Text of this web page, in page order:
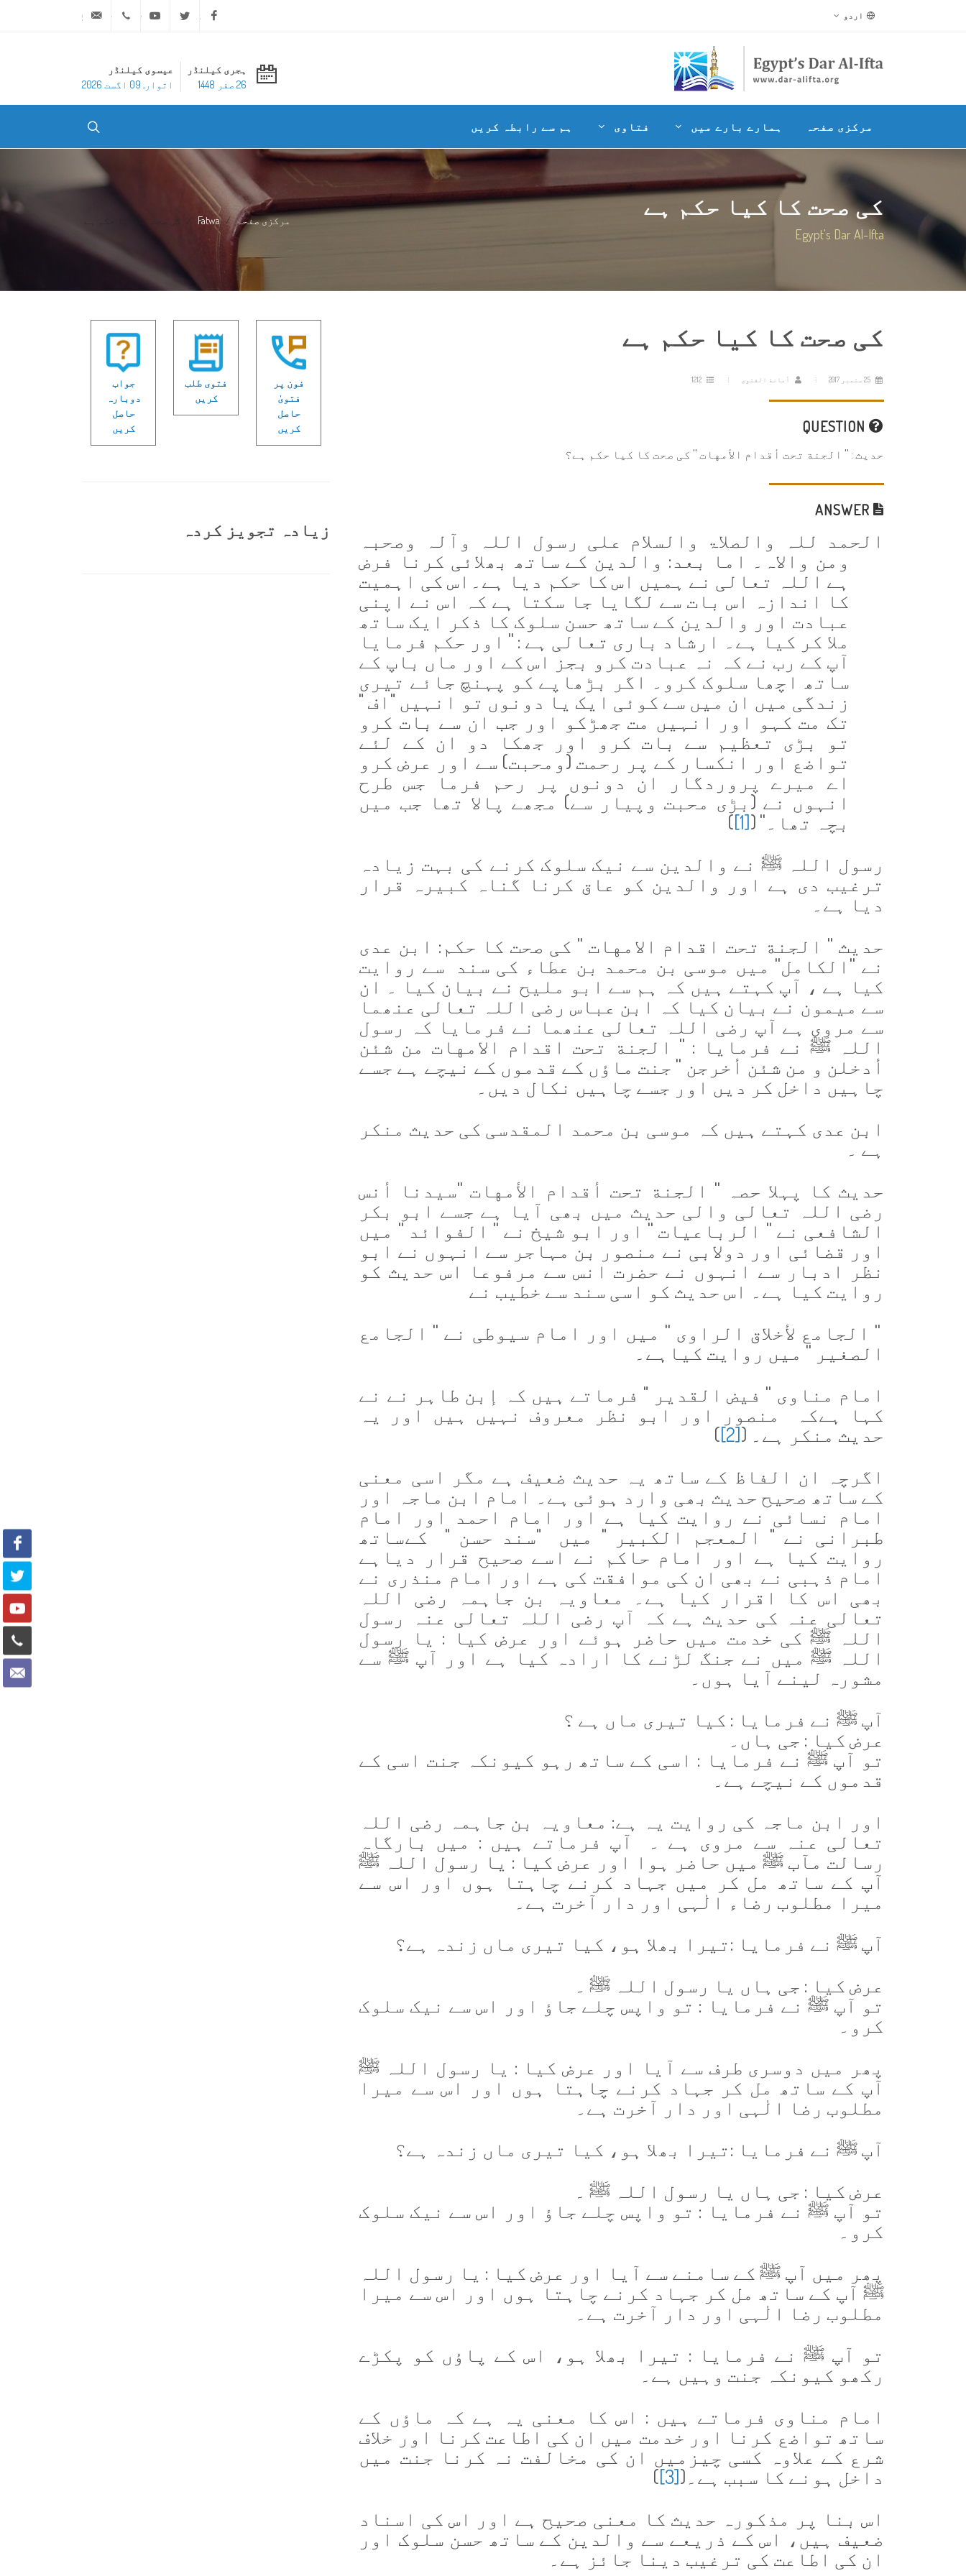
اردو Facebook
Twitter
Youtube
ہجری کیلنڈر
26 صفر 1448
عیسوی کیلنڈر
اتوار, 09 اگست 2026
مرکزی صفحہ ہمارے بارے میں فتاوی ہم سے رابطہ کریں
کی صحت کا کیا حکم ہے
Egypt's Dar Al-Ifta
مرکزی صفحہ Fatwa کی صحت کا کیا حکم ہے
کی صحت کا کیا حکم ہے
أمانة الفتوى
حديث : '' الجنة تحت أقدام الأمهات '' کی صحت کا کیا حکم ہے؟
الحمد للہ والصلاۃ والسلام علی رسول اللہ وآلہ وصحبہ
ومن والاہ۔ اما بعد: والدین کے ساتھ بھلائی کرنا فرض
ہے اللہ تعالی نے ہمیں اس کا حکم دیا ہے۔اس کی اہمیت
کا اندازہ اس بات سے لگایا جا سکتا ہے کہ اس نے اپنی
عبادت اور والدین کے ساتھ حسن سلوک کا ذکر ایک ساتھ
ملا کر کیا ہے۔ ارشاد باری تعالی ہے : '' اور حکم فرمایا
آپ کے رب نے کہ نہ عبادت کرو بجز اس کے اور ماں باپ کے
ساتھ اچھا سلوک کرو۔ اگر بڑھاپے کو پہنچ جائے تیری
زندگی میں ان میں سے کوئی ایک یا دونوں تو انہیں "اف "
تک مت کہو اور انہیں مت جھڑکو اور جب ان سے بات کرو
تو بڑی تعظیم سے بات کرو اور جھکا دو ان کے لئے
تواضع اور انکسار کے پر رحمت (ومحبت) سے اور عرض کرو
اے میرے پروردگار ان دونوں پر رحم فرما جس طرح
انہوں نے (بڑی محبت وپیار سے) مجھے پالا تھا جب میں
بچہ تھا۔'' ([1]
)
رسول اللہ ﷺ نے والدین سے نیک سلوک کرنے کی بہت زیادہ
ترغیب دی ہے اور والدین کو عاق کرنا گناہ کبیرہ قرار
دیا ہے۔
حدیث '' الجنة تحت اقدام الامهات '' کی صحت کا حکم: ابن عدی
نے ''الکامل'' میں موسی بن محمد بن عطاء کی سند سے روایت
کیا ہے ، آپ کہتے ہیں کہ ہم سے ابو ملیح نے بیان کیا ۔ ان
سے میمون نے بیان کیا کہ ابن عباس رضی اللہ تعالی عنھما
سے مروی ہے آپ رضی اللہ تعالی عنھما نے فرمایا کہ رسول
اللہ ﷺ نے فرمایا : '' الجنة تحت اقدام الامهات من شئن
أدخلن و من شئن أخرجن '' جنت ماؤں کے قدموں کے نیچے ہے جسے
چاہیں داخل کر دیں اور جسے چاہیں نکال دیں۔
ابن عدی کہتے ہیں کہ موسی بن محمد المقدسی کی حدیث منکر
ہے ۔
حدیث کا پہلا حصہ '' الجنة تحت أ قدام الأمهات ''سیدنا أنس
رضی اللہ تعالی والی حدیث میں بھی آیا ہے جسے ابو بکر
الشافعی نے '' الرباعیات '' اور ابو شیخ نے '' الفوائد '' میں
اور قضائی اور دولابی نے منصور بن مہاجر سے انہوں نے ابو
نظر ادبار سے انہوں نے حضرت انس سے مرفوعا اس حدیث کو
روایت کیا ہے۔ اس حدیث کو اسی سند سے خطیب نے
'' الجامع لأخلاق الراوی '' میں اور امام سیوطی نے '' الجامع
الصغیر '' میں روایت کیاہے۔
امام مناوی '' فیض القدیر " فرماتے ہیں کہ إبن طاہر نے نے
کہا ہےکہ منصور اور ابو نظر معروف نہیں ہیں اور یہ
حدیث منکر ہے۔ ([2]
)
اگرچہ ان الفاظ کے ساتھ یہ حدیث ضعیف ہے مگر اسی معنی
کے ساتھ صحیح حدیث بھی وارد ہوئی ہے۔ امام ابن ماجہ اور
امام نسائی نے روایت کیا ہے اور امام احمد اور امام
طبرانی نے " المعجم الکبیر " میں "سند حسن " کےساتھ
روایت کیا ہے اور امام حاکم نے اسے صحیح قرار دیاہے
امام ذہبی نے بھی ان کی موافقت کی ہے اور امام منذری نے
بھی اس کا اقرار کیا ہے۔ معاویہ بن جاہمہ رضی اللہ
تعالی عنہ کی حدیث ہے کہ آپ رضی اللہ تعالی عنہ رسول
اللہ ﷺ کی خدمت میں حاضر ہوئے اور عرض کیا : یا رسول
اللہ ﷺ میں نے جنگ لڑنے کا ارادہ کیا ہے اور آپ ﷺ سے
مشورہ لینے آیا ہوں۔
آپ ﷺ نے فرمایا : کیا تیری ماں ہے ؟
عرض کیا : جی ہاں۔
تو آپ ﷺ نے فرمایا : اسی کے ساتھ رہو کیونکہ جنت اسی کے
قدموں کے نیچے ہے۔
اور ابن ماجہ کی روایت یہ ہے: معاویہ بن جاہمہ رضی اللہ
تعالی عنہ سے مروی ہے ۔ آپ فرماتے ہیں : میں بارگاہ
رسالت مآب ﷺ میں حاضر ہوا اور عرض کیا : یا رسول اللہ ﷺ
آپ کے ساتھ مل کر میں جہاد کرنے چاہتا ہوں اور اس سے
میرا مطلوب رضاء الٰہی اور دار آخرت ہے۔
آپ ﷺ نے فرمایا :تیرا بھلا ہو، کیا تیری ماں زندہ ہے؟
عرض کیا : جی ہاں یا رسول اللہ ﷺ ۔
تو آپ ﷺ نے فرمایا : تو واپس چلے جاؤ اور اس سے نیک سلوک
کرو۔
پھر میں دوسری طرف سے آیا اور عرض کیا : یا رسول اللہ ﷺ
آپ کے ساتھ مل کر جہاد کرنے چاہتا ہوں اور اس سے میرا
مطلوب رضا الٰہی اور دار آخرت ہے۔
آپ ﷺ نے فرمایا :تیرا بھلا ہو، کیا تیری ماں زندہ ہے؟
عرض کیا : جی ہاں یا رسول اللہ ﷺ ۔
تو آپ ﷺ نے فرمایا : تو واپس چلے جاؤ اور اس سے نیک سلوک
کرو۔
پھر میں آپ ﷺ کے سامنے سے آیا اور عرض کیا : یا رسول اللہ
ﷺ آپ کے ساتھ مل کر جہاد کرنے چاہتا ہوں اور اس سے میرا
مطلوب رضا الٰہی اور دار آخرت ہے۔
تو آپ ﷺ نے فرمایا : تیرا بھلا ہو، اس کے پاؤں کو پکڑے
رکھو کیونکہ جنت وہیں ہے۔
امام مناوی فرماتے ہیں : اس کا معنی یہ ہے کہ ماؤں کے
ساتھ تواضع کرنا اور خدمت میں ان کی اطاعت کرنا اور خلاف
شرع کے علاوہ کسی چیزمیں ان کی مخالفت نہ کرنا جنت میں
داخل ہونے کا سبب ہے۔([3]
)
اس بنا پر مذکورہ حدیث کا معنی صحیح ہے اور اس کی اسناد
ضعیف ہیں، اس کے ذریعے سے والدین کے ساتھ حسن سلوک اور
ان کی اطاعت کی ترغیب دینا جائز ہے۔
فون پر
فتویٰ
حاصل
کریں
فتوی طلب
کریں
جواب
دوبارہ
حاصل
کریں
زیادہ تجویز کردہ